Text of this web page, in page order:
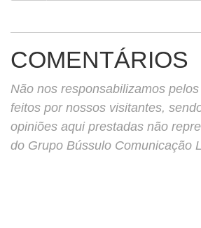
COMENTÁRIOS
Não nos responsabilizamos
feitos por nossos visitantes,
opiniões aqui prestadas não
do Grupo Bússulo Comunicação